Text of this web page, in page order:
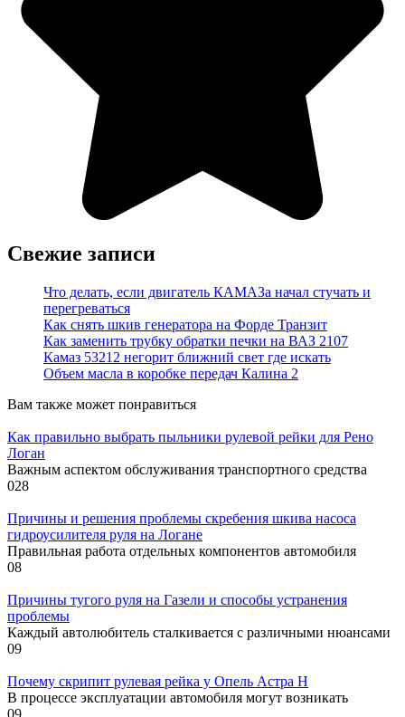
Свежие записи
Что делать, если двигатель КАМАЗа начал стучать и
перегреваться
Как снять шкив генератора на Форде Транзит
Как заменить трубку обратки печки на ВАЗ 2107
Камаз 53212 негорит ближний свет где искать
Объем масла в коробке передач Калина 2
Вам также может понравиться
Как правильно выбрать пыльники рулевой рейки для Рено
Логан
Важным аспектом обслуживания транспортного средства
028
Причины и решения проблемы скребения шкива насоса
гидроусилителя руля на Логане
Правильная работа отдельных компонентов автомобиля
08
Причины тугого руля на Газели и способы устранения
проблемы
Каждый автолюбитель сталкивается с различными нюансами
09
Почему скрипит рулевая рейка у Опель Астра H
В процессе эксплуатации автомобиля могут возникать
09